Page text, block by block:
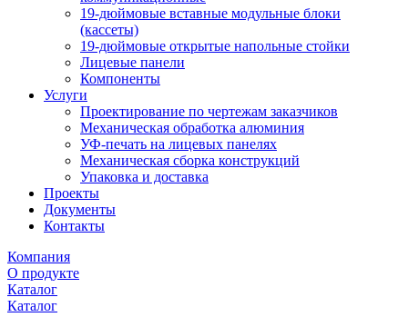
19-дюймовые вставные модульные блоки
(кассеты)
19-дюймовые открытые напольные стойки
Лицевые панели
Компоненты
Услуги
Проектирование по чертежам заказчиков
Механическая обработка алюминия
УФ-печать на лицевых панелях
Механическая сборка конструкций
Упаковка и доставка
Проекты
Документы
Контакты
Компания
О продукте
Каталог
Каталог